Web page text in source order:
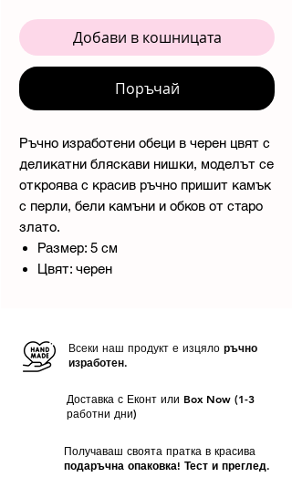
Добави в кошницата
Поръчай
Ръчно изработени обеци в черен цвят с
деликатни бляскави нишки, моделът се
откроява с красив ръчно пришит камък
с перли, бели камъни и обков от старо
злато.
Размер: 5 см
Цвят: черен
Всеки наш продукт е изцяло ръчно
изработен.
Доставка с Еконт или Box Now (1-3
работни дни)
Получаваш своята пратка в красива
подаръчна опаковка! Тест и преглед.